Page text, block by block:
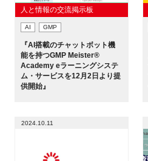
人と情報の交流掲示板
AI GMP
『AI搭載のチャットボット機
能を持つGMP Meister®
Academy eラーニングシステ
ム・サービスを12月2日より提
供開始』
2024.10.11